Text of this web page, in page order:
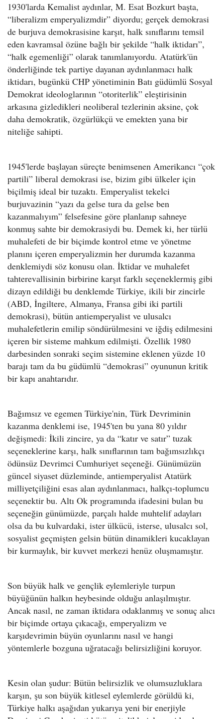
1930'larda Kemalist aydınlar, M. Esat Bozkurt başta,
“liberalizm emperyalizmdir” diyordu; gerçek demokrasi
de burjuva demokrasisine karşıt, halk sınıflarını temsil
eden kavramsal özüne bağlı bir şekilde “halk iktidarı”,
“halk egemenliği” olarak tanımlanıyordu. Atatürk'ün
önderliğinde tek partiye dayanan aydınlanmacı halk
iktidarı, bugünkü CHP yönetiminin Batı güdümlü Sosyal
Demokrat ideologlarının “otoriterlik” eleştirisinin
arkasına gizledikleri neoliberal tezlerinin aksine, çok
daha demokratik, özgürlükçü ve emekten yana bir
niteliğe sahipti.
1945'lerde başlayan süreçte benimsenen Amerikancı “çok
partili” liberal demokrasi ise, bizim gibi ülkeler için
biçilmiş ideal bir tuzaktı. Emperyalist tekelci
burjuvazinin “yazı da gelse tura da gelse ben
kazanmalıyım” felsefesine göre planlanıp sahneye
konmuş sahte bir demokrasiydi bu. Demek ki, her türlü
muhalefeti de bir biçimde kontrol etme ve yönetme
planını içeren emperyalizmin her durumda kazanma
denklemiydi söz konusu olan. İktidar ve muhalefet
tahterevallisinin birbirine karşıt farklı seçeneklermiş gibi
dizayn edildiği bu denklemde Türkiye, ikili bir zincirle
(ABD, İngiltere, Almanya, Fransa gibi iki partili
demokrasi), bütün antiemperyalist ve ulusalcı
muhalefetlerin emilip söndürülmesini ve iğdiş edilmesini
içeren bir sisteme mahkum edilmişti. Özellik 1980
darbesinden sonraki seçim sistemine eklenen yüzde 10
barajı tam da bu güdümlü “demokrasi” oyununun kritik
bir kapı anahtarıdır.
Bağımsız ve egemen Türkiye'nin, Türk Devriminin
kazanma denklemi ise, 1945'ten bu yana 80 yıldır
değişmedi: İkili zincire, ya da “katır ve satır” tuzak
seçeneklerine karşı, halk sınıflarının tam bağımsızlıkçı
ödünsüz Devrimci Cumhuriyet seçeneği. Günümüzün
güncel siyaset düzleminde, antiemperyalist Atatürk
milliyetçiliğini esas alan aydınlanmacı, halkçı-toplumcu
seçenektir bu. Altı Ok programında ifadesini bulan bu
seçeneğin günümüzde, parçalı halde muhtelif adayları
olsa da bu kulvardaki, ister ülkücü, isterse, ulusalcı sol,
sosyalist geçmişten gelsin bütün dinamikleri kucaklayan
bir kurmaylık, bir kuvvet merkezi henüz oluşmamıştır.
Son büyük halk ve gençlik eylemleriyle turpun
büyüğünün halkın heybesinde olduğu anlaşılmıştır.
Ancak nasıl, ne zaman iktidara odaklanmış ve sonuç alıcı
bir biçimde ortaya çıkacağı, emperyalizm ve
karşıdevrimin büyün oyunlarını nasıl ve hangi
yöntemlerle bozguna uğratacağı belirsizliğini koruyor.
Kesin olan şudur: Bütün belirsizlik ve olumsuzluklara
karşın, şu son büyük kitlesel eylemlerde görüldü ki,
Türkiye halkı aşağıdan yukarıya yeni bir enerjiyle